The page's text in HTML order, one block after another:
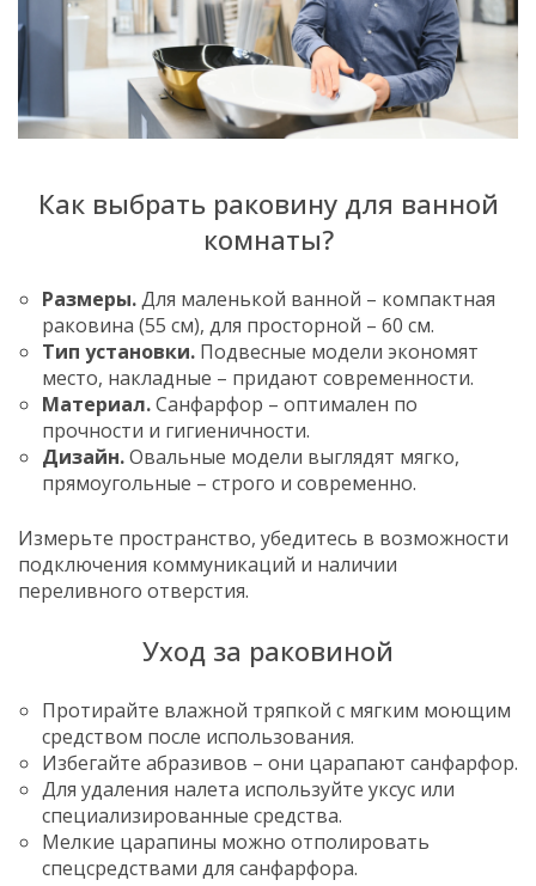
Как выбрать раковину для ванной
комнаты?
Размеры.Для маленькой ванной – компактная
раковина (55 см), для просторной – 60 см.
Тип установки. Подвесные модели экономят
место, накладные – придают современности.
Материал.Санфарфор – оптимален по
прочности и гигиеничности.
Дизайн.Овальные модели выглядят мягко,
прямоугольные – строго и современно.
Измерьте пространство, убедитесь в возможности
подключения коммуникаций и наличии
переливного отверстия.
Уход за раковиной
Протирайте влажной тряпкой с мягким моющим
средством после использования.
Избегайте абразивов – они царапают санфарфор.
Для удаления налета используйте уксус или
специализированные средства.
Мелкие царапины можно отполировать
спецсредствами для санфарфора.